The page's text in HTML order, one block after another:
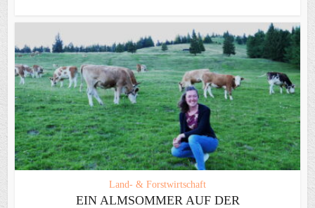
Land- & Forstwirtschaft
EIN ALMSOMMER AUF DER